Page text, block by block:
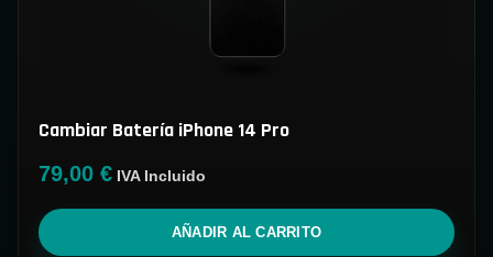
Cambiar Batería iPhone 14 Pro
79,00 € IVA Incluido
AÑADIR AL CARRITO